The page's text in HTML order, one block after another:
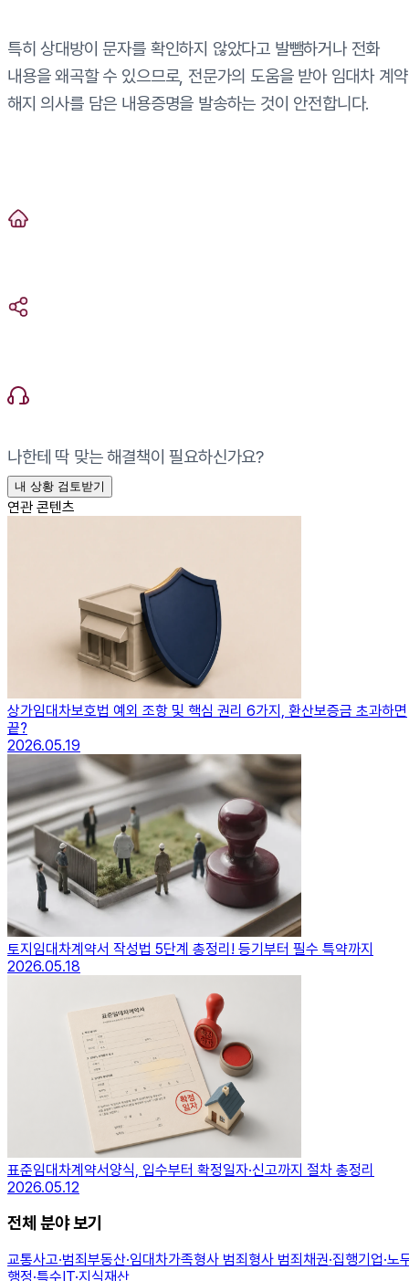
특히 상대방이 문자를 확인하지 않았다고 발뺌하거나 전화
내용을 왜곡할 수 있으므로, 전문가의 도움을 받아 임대차 계약
해지 의사를 담은 내용증명을 발송하는 것이 안전합니다.
나한테 딱 맞는 해결책이 필요하신가요?
내 상황 검토받기
연관 콘텐츠
상가임대차보호법 예외 조항 및 핵심 권리 6가지, 환산보증금 초과하면
끝?
2026.05.19
토지임대차계약서 작성법 5단계 총정리! 등기부터 필수 특약까지
2026.05.18
표준임대차계약서양식, 입수부터 확정일자·신고까지 절차 총정리
2026.05.12
전체 분야 보기
교통사고·범죄 부동산·임대차가족형사 범죄 형사 범죄 채권·집행기업·노
행정·특수IT·지식재산